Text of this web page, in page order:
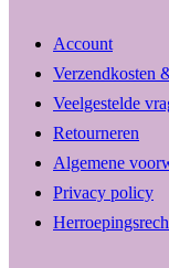
Account
Verzendkosten
Veelgestelde
Retourneren
Algemene
Privacy policy